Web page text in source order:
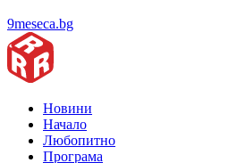
9meseca.bg
Новини
Начало
Любопитно
Програма